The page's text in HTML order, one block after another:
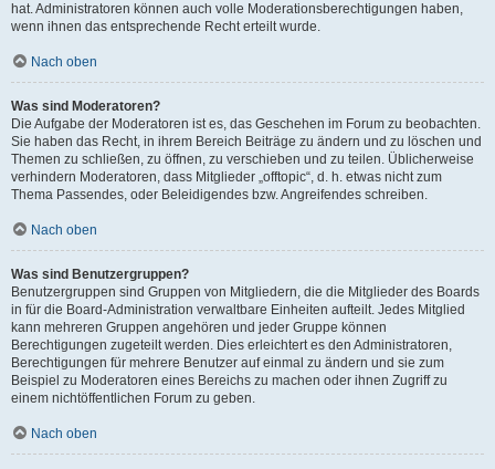
hat. Administratoren können auch volle Moderationsberechtigungen haben,
wenn ihnen das entsprechende Recht erteilt wurde.
Nach oben
Was sind Moderatoren?
Die Aufgabe der Moderatoren ist es, das Geschehen im Forum zu beobachten.
Sie haben das Recht, in ihrem Bereich Beiträge zu ändern und zu löschen und
Themen zu schließen, zu öffnen, zu verschieben und zu teilen. Üblicherweise
verhindern Moderatoren, dass Mitglieder „offtopic“, d. h. etwas nicht zum
Thema Passendes, oder Beleidigendes bzw. Angreifendes schreiben.
Nach oben
Was sind Benutzergruppen?
Benutzergruppen sind Gruppen von Mitgliedern, die die Mitglieder des Boards
in für die Board-Administration verwaltbare Einheiten aufteilt. Jedes Mitglied
kann mehreren Gruppen angehören und jeder Gruppe können
Berechtigungen zugeteilt werden. Dies erleichtert es den Administratoren,
Berechtigungen für mehrere Benutzer auf einmal zu ändern und sie zum
Beispiel zu Moderatoren eines Bereichs zu machen oder ihnen Zugriff zu
einem nichtöffentlichen Forum zu geben.
Nach oben